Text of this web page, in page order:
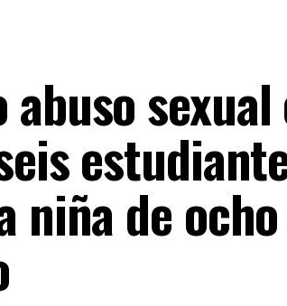
niña de